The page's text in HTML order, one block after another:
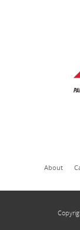
About